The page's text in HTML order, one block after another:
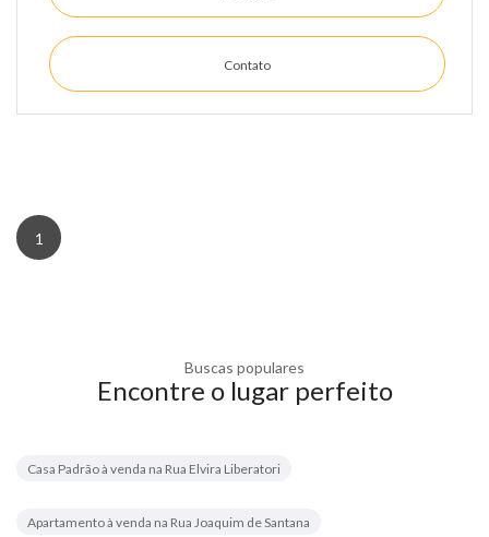
Contato
1
Buscas populares
Encontre o lugar perfeito
Casa Padrão à venda na Rua Elvira Liberatori
Apartamento à venda na Rua Joaquim de Santana